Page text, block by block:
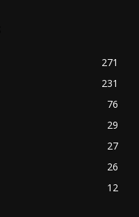
271
231
76
29
27
26
12